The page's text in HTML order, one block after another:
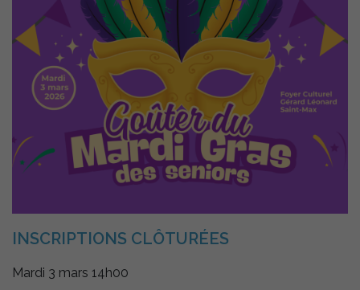
INSCRIPTIONS CLÔTURÉES
Mardi 3 mars 14h00